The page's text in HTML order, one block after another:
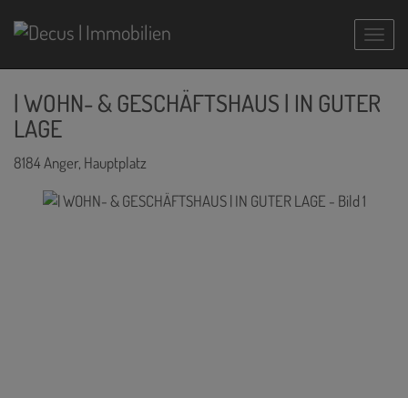
| WOHN- & GESCHÄFTSHAUS | IN GUTER
LAGE
8184 Anger, Hauptplatz